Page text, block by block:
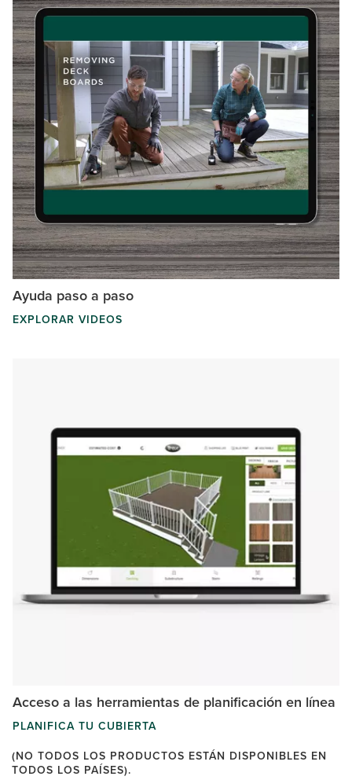
Ayuda paso a paso
EXPLORAR VIDEOS
Acceso a las herramientas de planificación en línea
PLANIFICA TU CUBIERTA
(NO TODOS LOS PRODUCTOS ESTÁN DISPONIBLES EN
TODOS LOS PAÍSES).